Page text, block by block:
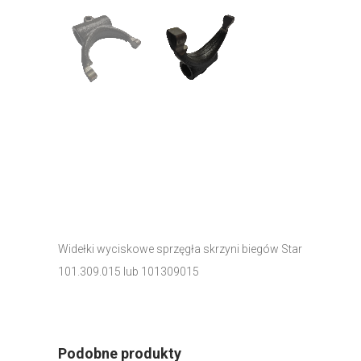
Widełki wyciskowe sprzęgła skrzyni biegów Star
101.309.015 lub 101309015
Podobne produkty